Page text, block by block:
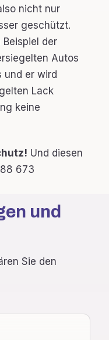
nicht nur
geschützt.
der
Autos
und er wird
Lack
keine
Und diesen
673
und
Sie den